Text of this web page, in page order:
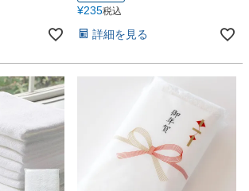
¥235税込
詳細を見る